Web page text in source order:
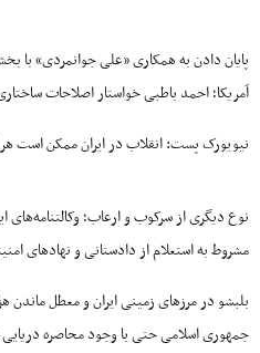
پایان دادن به همکاری «علی جوانمردی» با
آمریکا؛ احمد باطبی خواستار اصلاحات
نیویورک پست: انقلاب در ایران ممکن است
نوع دیگری از سرکوب و ارعاب؛ وکالتنامه‌های
مشروط به استعلام از دادستانی و نهادهای
بلبشو در مرزهای زمینی ایران و معطل ماندن
جمهوری اسلامی حتی با وجود محاصره